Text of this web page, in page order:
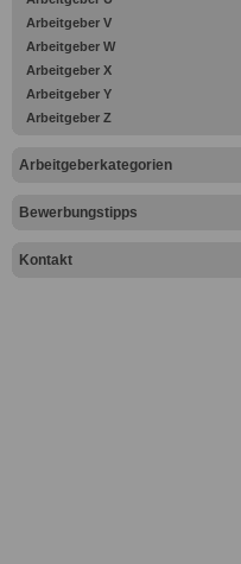
Arbeitgeber V
Arbeitgeber W
Arbeitgeber X
Arbeitgeber Y
Arbeitgeber Z
Arbeitgeberkategorien
Bewerbungstipps
Kontakt